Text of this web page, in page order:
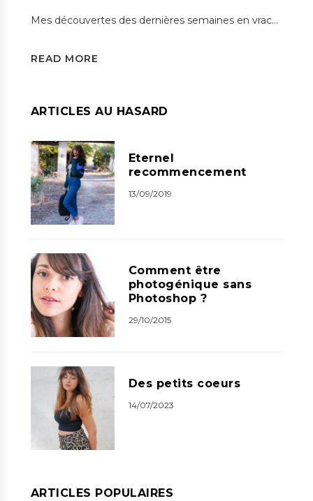
Mes découvertes des dernières semaines en vrac…
READ MORE
ARTICLES AU HASARD
Eternel
recommencement
13/09/2019
Comment être
photogénique sans
Photoshop ?
29/10/2015
Des petits coeurs
14/07/2023
ARTICLES POPULAIRES